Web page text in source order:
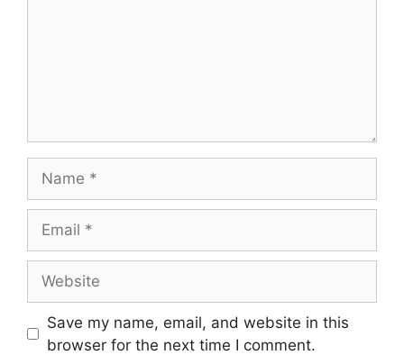
Save my name, email, and website in this
browser for the next time I comment.